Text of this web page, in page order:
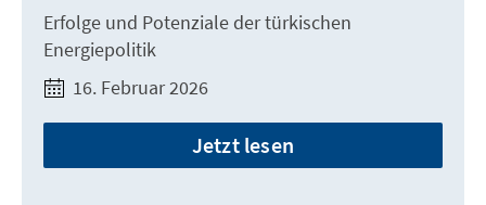
Erfolge und Potenziale der türkischen
Energiepolitik
16. Februar 2026
Jetzt lesen